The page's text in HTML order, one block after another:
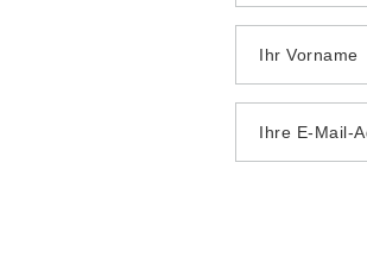
Ihr Vorname
Ihre E-Mail-